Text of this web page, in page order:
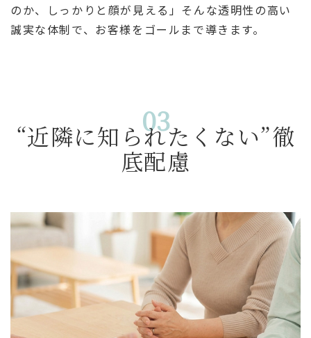
のか、しっかりと顔が見える」そんな透明性の高い
誠実な体制で、お客様をゴールまで導きます。
“近隣に知られたくない”徹
底配慮
03